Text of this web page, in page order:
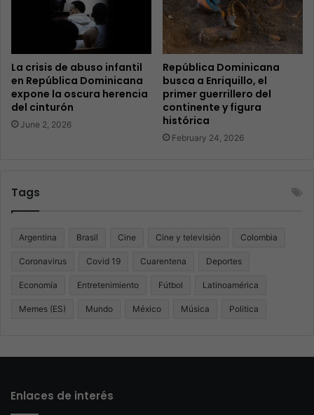
La crisis de abuso infantil
en República Dominicana
expone la oscura herencia
del cinturón
June 2, 2026
República Dominicana
busca a Enriquillo, el
primer guerrillero del
continente y figura
histórica
February 24, 2026
Tags
Argentina Brasil Cine Cine y televisión Colombia
Coronavirus Covid 19 Cuarentena Deportes
Economía Entretenimiento Fútbol Latinoamérica
Memes (ES) Mundo México Música Politica
Enlaces de interés